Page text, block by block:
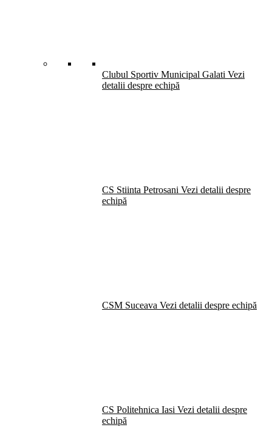
Clubul Sportiv Municipal Galati Vezi
detalii despre echipă
CS Stiinta Petrosani Vezi detalii despre
echipă
CSM Suceava Vezi detalii despre echipă
CS Politehnica Iasi Vezi detalii despre
echipă